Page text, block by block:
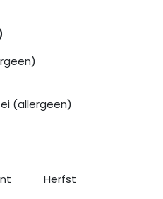
ei (allergeen)
Herfst